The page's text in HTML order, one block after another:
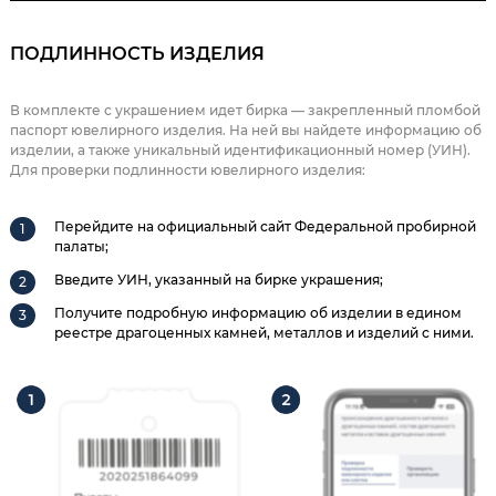
ПОДЛИННОСТЬ ИЗДЕЛИЯ
В комплекте с украшением идет бирка — закрепленный пломбой
паспорт ювелирного изделия. На ней вы найдете информацию об
изделии, а также уникальный идентификационный номер (УИН).
Для проверки подлинности ювелирного изделия:
Перейдите на официальный сайт Федеральной пробирной
палаты;
Введите УИН, указанный на бирке украшения;
Получите подробную информацию об изделии в едином
реестре драгоценных камней, металлов и изделий с ними.